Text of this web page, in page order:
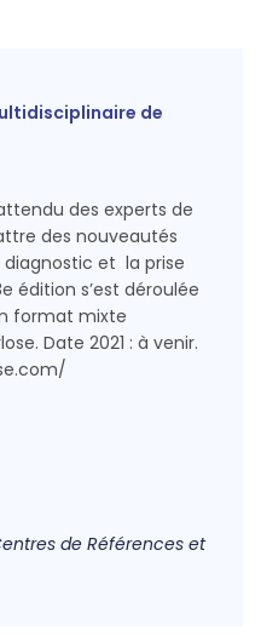
de
des experts de
des nouveautés
et la prise
édition s’est déroulée
format mixte
Date 2021 : à venir.
de Références et